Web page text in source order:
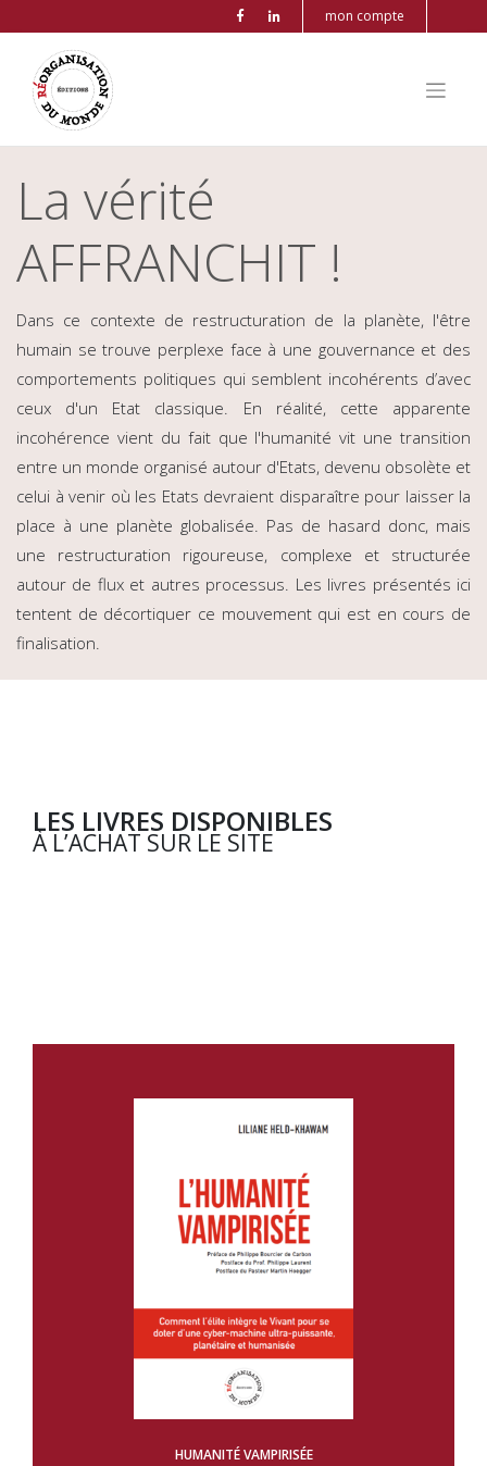
mon compte
La vérité
AFFRANCHIT !
Dans ce contexte de restructuration de la planète, l'être
humain se trouve perplexe face à une gouvernance et des
comportements politiques qui semblent incohérents d’avec
ceux d'un Etat classique. En réalité, cette apparente
incohérence vient du fait que l'humanité vit une transition
entre un monde organisé autour d'Etats, devenu obsolète et
celui à venir où les Etats devraient disparaître pour laisser la
place à une planète globalisée. Pas de hasard donc, mais
une restructuration rigoureuse, complexe et structurée
autour de flux et autres processus. Les livres présentés ici
tentent de décortiquer ce mouvement qui est en cours de
finalisation.
LES LIVRES DISPONIBLES
À L’ACHAT SUR LE SITE
HUMANITÉ VAMPIRISÉE